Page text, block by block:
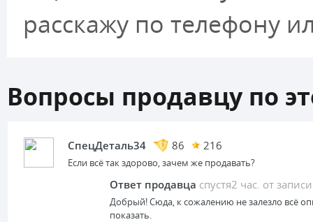
расскажу по телефону
Вопросы продавцу по
СпецДеталь34 86 216
Если всё так здорово, зачем же продавать?
Ответ продавца спустя2 час. от
Добрый! Сюда, к сожалению не залезло всё
показать.